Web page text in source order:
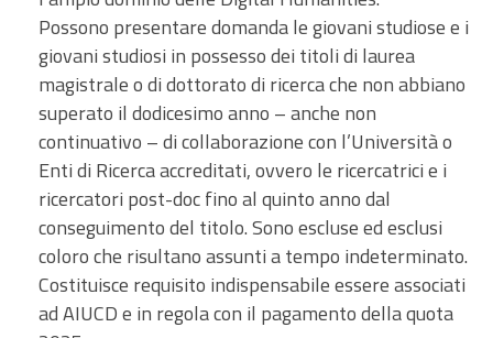
Possono presentare domanda le giovani studiose e i
giovani studiosi in possesso dei titoli di laurea
magistrale o di dottorato di ricerca che non abbiano
superato il dodicesimo anno – anche non
continuativo – di collaborazione con l’Università o
Enti di Ricerca accreditati, ovvero le ricercatrici e i
ricercatori post-doc fino al quinto anno dal
conseguimento del titolo. Sono escluse ed esclusi
coloro che risultano assunti a tempo indeterminato.
Costituisce requisito indispensabile essere associati
ad AIUCD e in regola con il pagamento della quota